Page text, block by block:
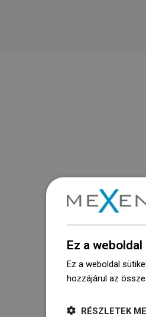
Ez a
Ez a weboldal
hozzájárul az
RÉSZLETEK